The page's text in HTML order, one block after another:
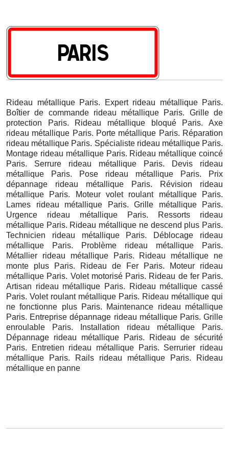
Rideau métallique Paris. Expert rideau métallique Paris.
Boîtier de commande rideau métallique Paris. Grille de
protection Paris. Rideau métallique bloqué Paris. Axe
rideau métallique Paris. Porte métallique Paris. Réparation
rideau métallique Paris. Spécialiste rideau métallique Paris.
Montage rideau métallique Paris. Rideau métallique coincé
Paris. Serrure rideau métallique Paris. Devis rideau
métallique Paris. Pose rideau métallique Paris. Prix
dépannage rideau métallique Paris. Révision rideau
métallique Paris. Moteur volet roulant métallique Paris.
Lames rideau métallique Paris. Grille métallique Paris.
Urgence rideau métallique Paris. Ressorts rideau
métallique Paris. Rideau métallique ne descend plus Paris.
Technicien rideau métallique Paris. Déblocage rideau
métallique Paris. Problème rideau métallique Paris.
Métallier rideau métallique Paris. Rideau métallique ne
monte plus Paris. Rideau de Fer Paris. Moteur rideau
métallique Paris. Volet motorisé Paris. Rideau de fer Paris.
Artisan rideau métallique Paris. Rideau métallique cassé
Paris. Volet roulant métallique Paris. Rideau métallique qui
ne fonctionne plus Paris. Maintenance rideau métallique
Paris. Entreprise dépannage rideau métallique Paris. Grille
enroulable Paris. Installation rideau métallique Paris.
Dépannage rideau métallique Paris. Rideau de sécurité
Paris. Entretien rideau métallique Paris. Serrurier rideau
métallique Paris. Rails rideau métallique Paris. Rideau
métallique en panne